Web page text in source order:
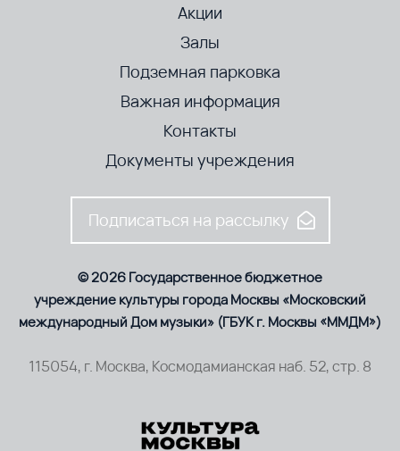
Акции
Залы
Подземная парковка
Важная информация
Контакты
Документы учреждения
Подписаться на рассылку
© 2026 Государственное бюджетное
учреждение культуры города Москвы «Московский
международный Дом музыки» (ГБУК г. Москвы «ММДМ»)
115054, г. Москва, Космодамианская наб. 52, стр. 8